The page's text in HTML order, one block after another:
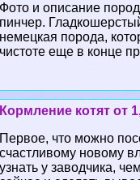
Фото и описание
пинчер.
немецкая порода,
чистоте еще в конце
Кормление котят от
Первое, что можно
счастливому новому
узнать у заводчика,